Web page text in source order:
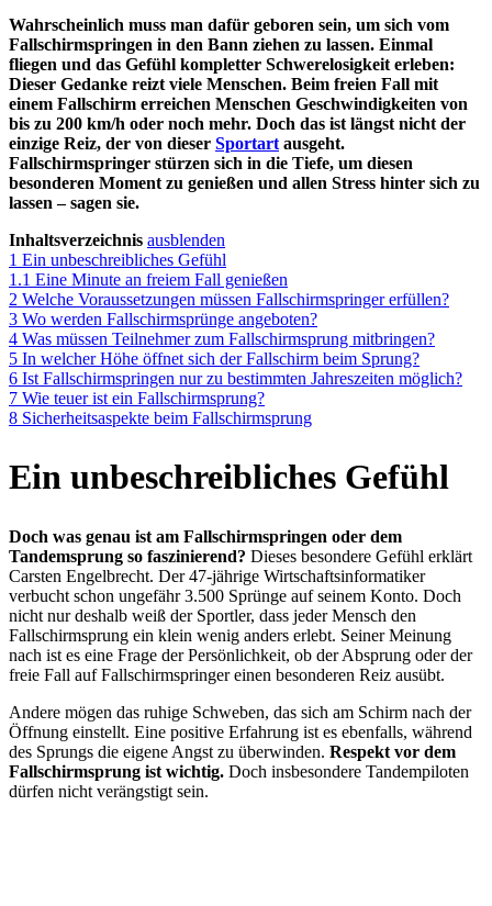
Wahrscheinlich muss man dafür geboren sein, um sich vom
Fallschirmspringen in den Bann ziehen zu lassen. Einmal
fliegen und das Gefühl kompletter Schwerelosigkeit erleben:
Dieser Gedanke reizt viele Menschen. Beim freien Fall mit
einem Fallschirm erreichen Menschen Geschwindigkeiten von
bis zu 200 km/h oder noch mehr. Doch das ist längst nicht der
einzige Reiz, der von dieser Sportart ausgeht.
Fallschirmspringer stürzen sich in die Tiefe, um diesen
besonderen Moment zu genießen und allen Stress hinter sich zu
lassen – sagen sie.
Inhaltsverzeichnis ausblenden
1 Ein unbeschreibliches Gefühl
1.1 Eine Minute an freiem Fall genießen
2 Welche Voraussetzungen müssen Fallschirmspringer erfüllen?
3 Wo werden Fallschirmsprünge angeboten?
4 Was müssen Teilnehmer zum Fallschirmsprung mitbringen?
5 In welcher Höhe öffnet sich der Fallschirm beim Sprung?
6 Ist Fallschirmspringen nur zu bestimmten Jahreszeiten möglich?
7 Wie teuer ist ein Fallschirmsprung?
8 Sicherheitsaspekte beim Fallschirmsprung
Ein unbeschreibliches Gefühl
Doch was genau ist am Fallschirmspringen oder dem
Tandemsprung so faszinierend? Dieses besondere Gefühl erklärt
Carsten Engelbrecht. Der 47-jährige Wirtschaftsinformatiker
verbucht schon ungefähr 3.500 Sprünge auf seinem Konto. Doch
nicht nur deshalb weiß der Sportler, dass jeder Mensch den
Fallschirmsprung ein klein wenig anders erlebt. Seiner Meinung
nach ist es eine Frage der Persönlichkeit, ob der Absprung oder der
freie Fall auf Fallschirmspringer einen besonderen Reiz ausübt.
Andere mögen das ruhige Schweben, das sich am Schirm nach der
Öffnung einstellt. Eine positive Erfahrung ist es ebenfalls, während
des Sprungs die eigene Angst zu überwinden. Respekt vor dem
Fallschirmsprung ist wichtig. Doch insbesondere Tandempiloten
dürfen nicht verängstigt sein.